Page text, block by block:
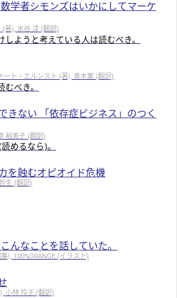
学者シモンズはいかにしてマーケ
(著), 水谷 淳 (翻訳)
ようと考えている人は読むべき。
ート・エルンスト (著), 青木薫 (翻訳)
べき。
きない 「依存症ビジネス」のつく
裕美子 (翻訳)
めるなら)。
を蝕むオピオイド危機
生 (翻訳)
んなことを話していた。
), 100%ORANGE (イラスト)
小林 玲子 (翻訳)